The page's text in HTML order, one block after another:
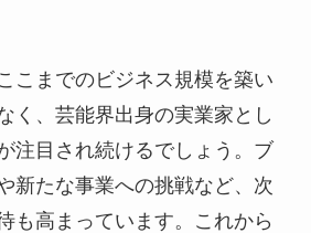
こまでのビジネス規模を築い
く、芸能界出身の実業家とし
注目され続けるでしょう。ブ
新たな事業への挑戦など、次
も高まっています。これから